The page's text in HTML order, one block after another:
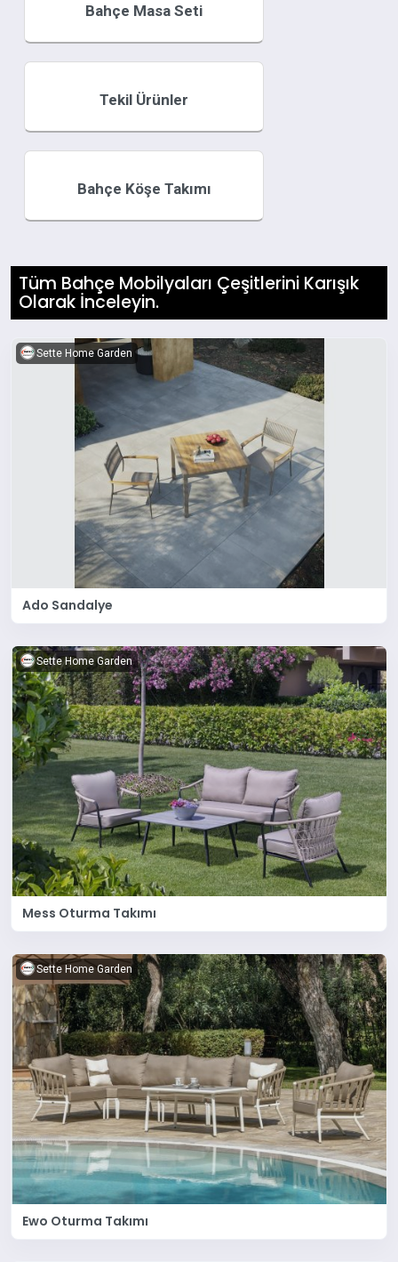
Bahçe Masa Seti
Tekil Ürünler
Bahçe Köşe Takımı
Tüm Bahçe Mobilyaları Çeşitlerini Karışık
Olarak İnceleyin.
Sette Home Garden
Ado Sandalye
Sette Home Garden
Mess Oturma Takımı
Sette Home Garden
Ewo Oturma Takımı